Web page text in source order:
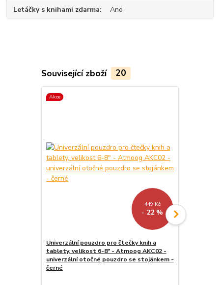
Letáčky s knihami zdarma Ano
Související zboží 20
Akce
449 Kč
- 22 %
Univerzální pouzdro pro čtečky knih a
tablety, velikost 6-8" - Atmoog AKC02 -
univerzální otočné pouzdro se stojánkem -
černé